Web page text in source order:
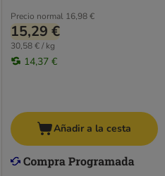
Precio normal 16,98 €
15,29 €
30,58 € / kg
14,37 €
Añadir a la cesta